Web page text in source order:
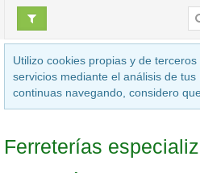
Utilizo cookies propias y de
servicios mediante el análisis de
continuas navegando, considero
Ferreterías